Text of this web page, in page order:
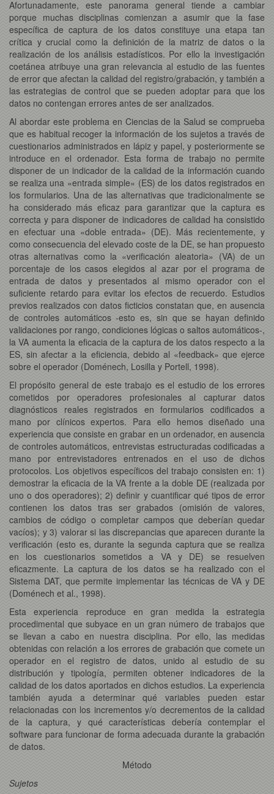
Afortunadamente, este panorama general tiende a cambiar
porque muchas disciplinas comienzan a asumir que la fase
específica de captura de los datos constituye una etapa tan
crítica y crucial como la definición de la matriz de datos o la
realización de los análisis estadísticos. Por ello la investigación
coetánea atribuye una gran relevancia al estudio de las fuentes
de error que afectan la calidad del registro/grabación, y también a
las estrategias de control que se pueden adoptar para que los
datos no contengan errores antes de ser analizados.
Al abordar este problema en Ciencias de la Salud se comprueba
que es habitual recoger la información de los sujetos a través de
cuestionarios administrados en lápiz y papel, y posteriormente se
introduce en el ordenador. Esta forma de trabajo no permite
disponer de un indicador de la calidad de la información cuando
se realiza una «entrada simple» (ES) de los datos registrados en
los formularios. Una de las alternativas que tradicionalmente se
ha considerado más eficaz para garantizar que la captura es
correcta y para disponer de indicadores de calidad ha consistido
en efectuar una «doble entrada» (DE). Más recientemente, y
como consecuencia del elevado coste de la DE, se han propuesto
otras alternativas como la «verificación aleatoria» (VA) de un
porcentaje de los casos elegidos al azar por el programa de
entrada de datos y presentados al mismo operador con el
suficiente retardo para evitar los efectos de recuerdo. Estudios
previos realizados con datos ficticios constatan que, en ausencia
de controles automáticos -esto es, sin que se hayan definido
validaciones por rango, condiciones lógicas o saltos automáticos-,
la VA aumenta la eficacia de la captura de los datos respecto a la
ES, sin afectar a la eficiencia, debido al «feedback» que ejerce
sobre el operador (Doménech, Losilla y Portell, 1998).
El propósito general de este trabajo es el estudio de los errores
cometidos por operadores profesionales al capturar datos
diagnósticos reales registrados en formularios codificados a
mano por clínicos expertos. Para ello hemos diseñado una
experiencia que consiste en grabar en un ordenador, en ausencia
de controles automáticos, entrevistas estructuradas codificadas a
mano por entrevistadores entrenados en el uso de dichos
protocolos. Los objetivos específicos del trabajo consisten en: 1)
demostrar la eficacia de la VA frente a la doble DE (realizada por
uno o dos operadores); 2) definir y cuantificar qué tipos de error
contienen los datos tras ser grabados (omisión de valores,
cambios de código o completar campos que deberían quedar
vacíos); y 3) valorar si las discrepancias que aparecen durante la
verificación (esto es, durante la segunda captura que se realiza
en los cuestionarios sometidos a VA y DE) se resuelven
eficazmente. La captura de los datos se ha realizado con el
Sistema DAT, que permite implementar las técnicas de VA y DE
(Doménech et al., 1998).
Esta experiencia reproduce en gran medida la estrategia
procedimental que subyace en un gran número de trabajos que
se llevan a cabo en nuestra disciplina. Por ello, las medidas
obtenidas con relación a los errores de grabación que comete un
operador en el registro de datos, unido al estudio de su
distribución y tipología, permiten obtener indicadores de la
calidad de los datos aportados en dichos estudios. La experiencia
también ayuda a determinar qué variables pueden estar
relacionadas con los incrementos y/o decrementos de la calidad
de la captura, y qué características debería contemplar el
software para funcionar de forma adecuada durante la grabación
de datos.
Método
Sujetos